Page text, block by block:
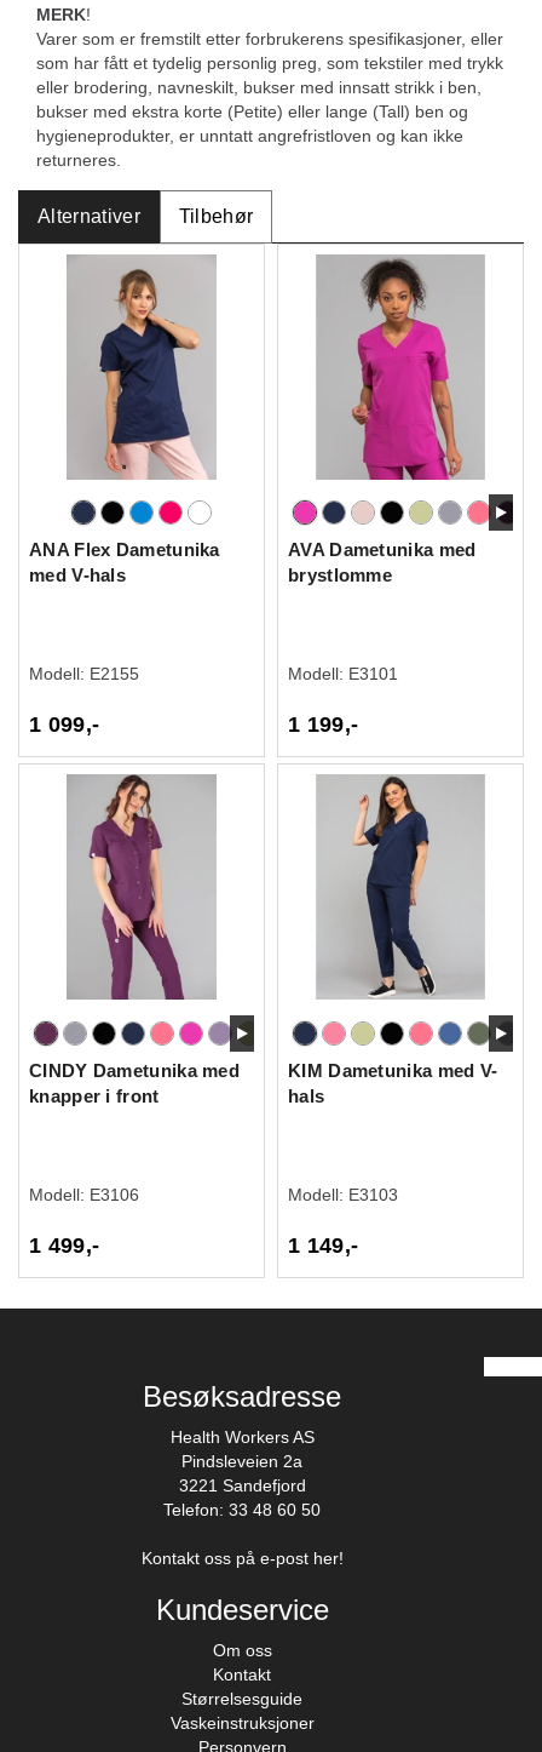
MERK!
Varer som er fremstilt etter forbrukerens spesifikasjoner, eller
som har fått et tydelig personlig preg, som tekstiler med trykk
eller brodering, navneskilt, bukser med innsatt strikk i ben,
bukser med ekstra korte (Petite) eller lange (Tall) ben og
hygieneprodukter, er unntatt angrefristloven og kan ikke
returneres.
Alternativer Tilbehør
ANA Flex Dametunika
med V-hals
Modell: E2155
1 099,-
AVA Dametunika med
brystlomme
Modell: E3101
1 199,-
CINDY Dametunika med
knapper i front
Modell: E3106
1 499,-
KIM Dametunika med V-
hals
Modell: E3103
1 149,-
Besøksadresse
Health Workers AS
Pindsleveien 2a
3221 Sandefjord
Telefon: 33 48 60 50
Kontakt oss på e-post her!
Kundeservice
Om oss
Kontakt
Størrelsesguide
Vaskeinstruksjoner
Personvern